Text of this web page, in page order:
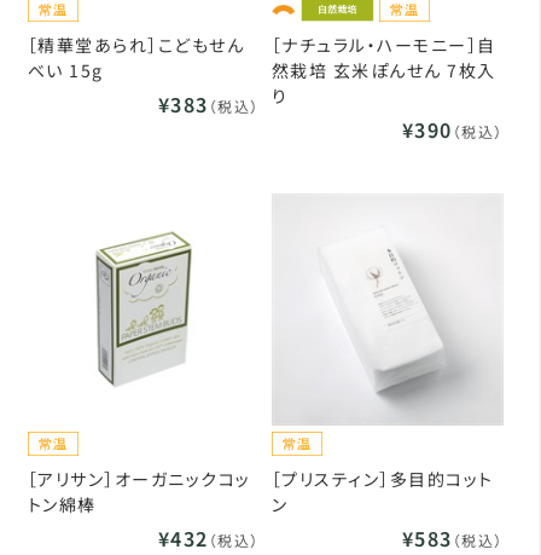
［精華堂あられ］こどもせん
べい 15g
¥383 （税込）
［ナチュラル・ハーモニー］自
然栽培 玄米ぽんせん 7枚入
り
¥390 （税込）
［アリサン］オーガニックコッ
トン綿棒
¥432 （税込）
［プリスティン］多目的コット
ン
¥583 （税込）